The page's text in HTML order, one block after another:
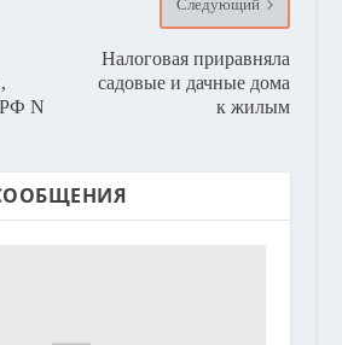
N
Следующий
Налоговая приравняла
садовые и дачные дома
к жилым